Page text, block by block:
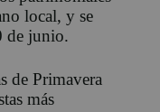
local, y se
de junio.
de Primavera
más